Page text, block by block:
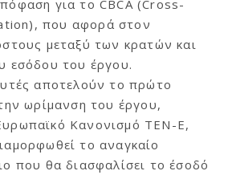
για το CBCA (Cross-
που αφορά στον
μεταξύ των κρατών και
εσόδου του έργου.
αποτελούν το πρώτο
ωρίμανση του έργου,
Κανονισμό ΤΕΝ-Ε,
το αναγκαίο
που θα διασφαλίσει το έσοδό